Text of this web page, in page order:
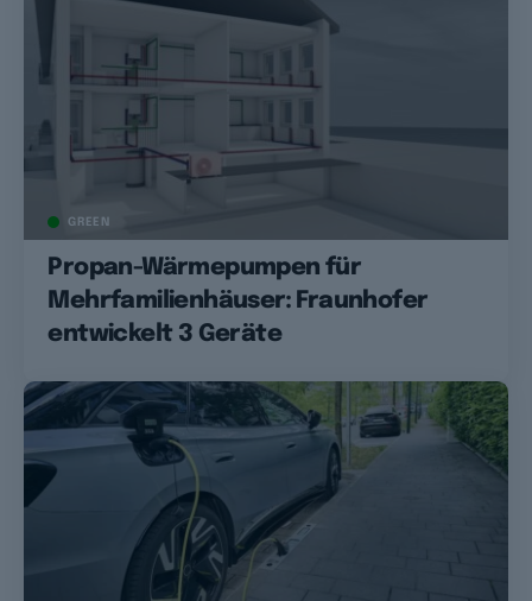
GREEN
Propan-Wärmepumpen für
Mehrfamilienhäuser: Fraunhofer
entwickelt 3 Geräte